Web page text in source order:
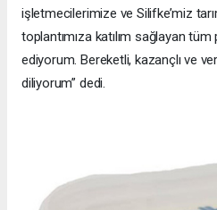
işletmecilerimize ve Silifke’miz
toplantımıza katılım sağlayan
ediyorum. Bereketli, kazançlı ve
diliyorum” dedi.